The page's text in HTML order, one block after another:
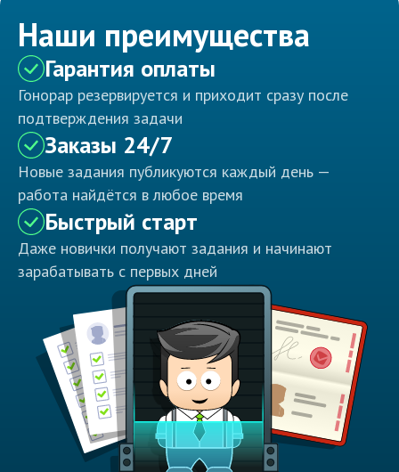
Наши преимущества
Гарантия оплаты
Гонорар резервируется и приходит сразу после
подтверждения задачи
Заказы 24/7
Новые задания публикуются каждый день —
работа найдётся в любое время
Быстрый старт
Даже новички получают задания и начинают
зарабатывать с первых дней